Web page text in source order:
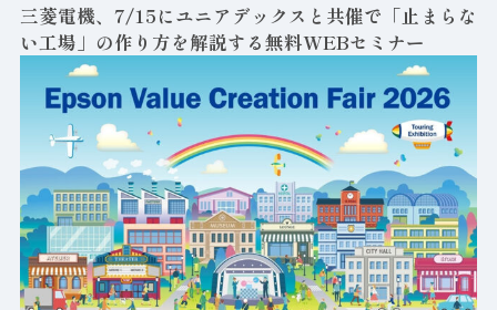
三菱電機、7/15にユニアデックスと共催で「止まらな
い工場」の作り方を解説する無料WEBセミナー